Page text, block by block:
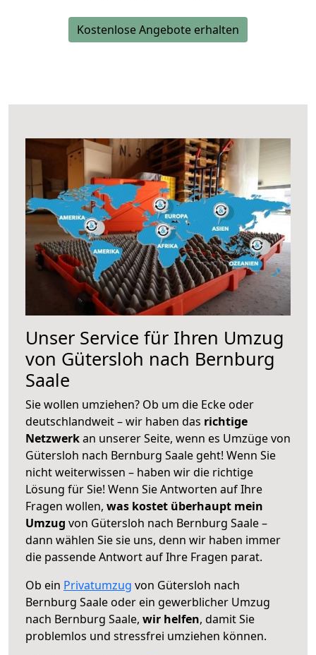
Kostenlose Angebote erhalten
Unser Service für Ihren Umzug
von Gütersloh nach Bernburg
Saale
Sie wollen umziehen? Ob um die Ecke oder
deutschlandweit – wir haben das richtige
Netzwerkan unserer Seite, wenn es Umzüge von
Gütersloh nach Bernburg Saale geht! Wenn Sie
nicht weiterwissen – haben wir die richtige
Lösung für Sie! Wenn Sie Antworten auf Ihre
Fragen wollen, was kostet überhaupt mein
Umzug von Gütersloh nach Bernburg Saale –
dann wählen Sie sie uns, denn wir haben immer
die passende Antwort auf Ihre Fragen parat.
Ob ein Privatumzug von Gütersloh nach
Bernburg Saale oder ein gewerblicher Umzug
nach Bernburg Saale, wir helfen, damit Sie
problemlos und stressfrei umziehen können.